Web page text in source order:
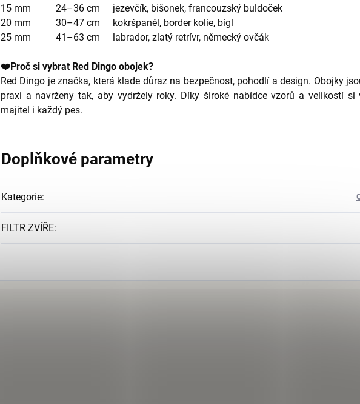
15 mm
24–36 cm
jezevčík, bišonek, francouzský buldoček
20 mm
30–47 cm
kokršpaněl, border kolie, bígl
25 mm
41–63 cm labrador, zlatý retrívr, německý ovčák
❤️Proč si vybrat Red Dingo obojek?
Red Dingo je značka, která klade důraz na bezpečnost, pohodlí a design. Obojky
praxi a navrženy tak, aby vydržely roky. Díky široké nabídce vzorů a velikostí si
majitel i každý pes.
Doplňkové parametry
Kategorie:
FILTR ZVÍŘE: